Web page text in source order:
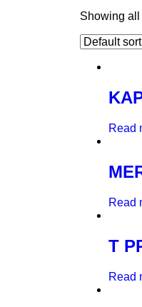
Showing all
Read
Read
T
Read